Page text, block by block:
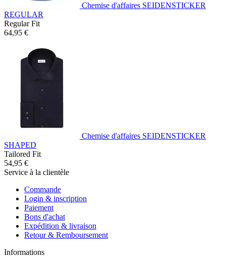
Chemise d'affaires SEIDENSTICKER
REGULAR
Regular Fit
64,95 €
Chemise d'affaires SEIDENSTICKER
SHAPED
Tailored Fit
54,95 €
Service à la clientèle
Commande
Login & inscription
Paiement
Bons d'achat
Expédition & livraison
Retour & Remboursement
Informations